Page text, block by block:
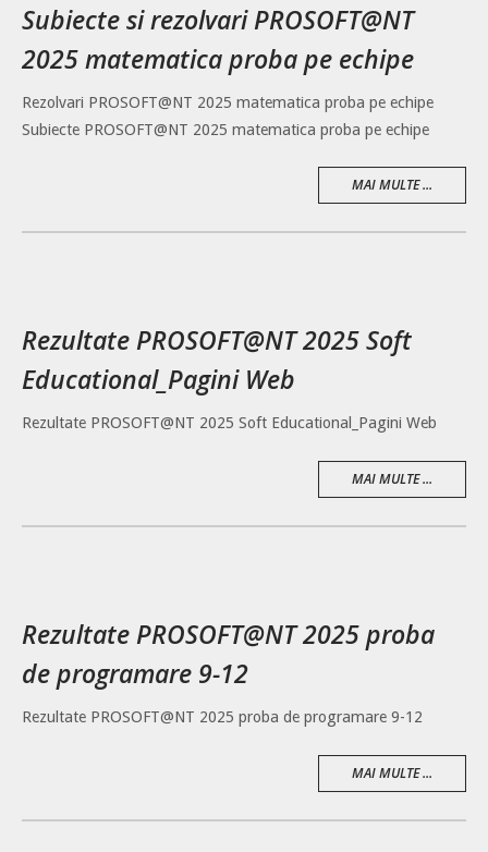
Subiecte si rezolvari PROSOFT@NT
2025 matematica proba pe echipe
Rezolvari PROSOFT@NT 2025 matematica proba pe echipe
Subiecte PROSOFT@NT 2025 matematica proba pe echipe
MAI MULTE ...
Rezultate PROSOFT@NT 2025 Soft
Educational_Pagini Web
Rezultate PROSOFT@NT 2025 Soft Educational_Pagini Web
MAI MULTE ...
Rezultate PROSOFT@NT 2025 proba
de programare 9-12
Rezultate PROSOFT@NT 2025 proba de programare 9-12
MAI MULTE ...